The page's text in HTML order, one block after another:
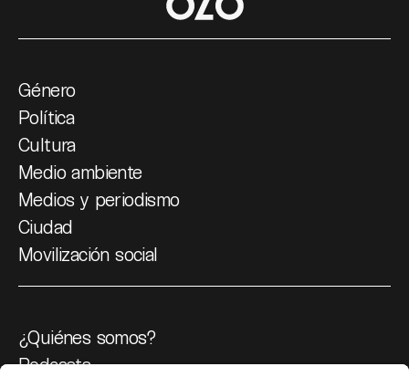
Género
Política
Cultura
Medio ambiente
Medios y periodismo
Ciudad
Movilización social
¿Quiénes somos?
Podcasts